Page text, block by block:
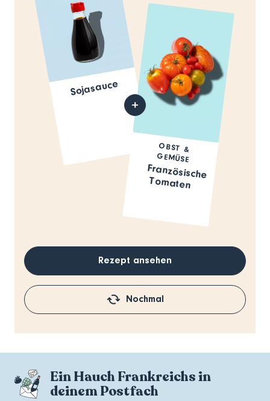
Sojasauce
OBST &
GEMÜSE
Französische
Tomaten
Rezept ansehen
Nochmal
Ein Hauch Frankreichs in
deinem Postfach